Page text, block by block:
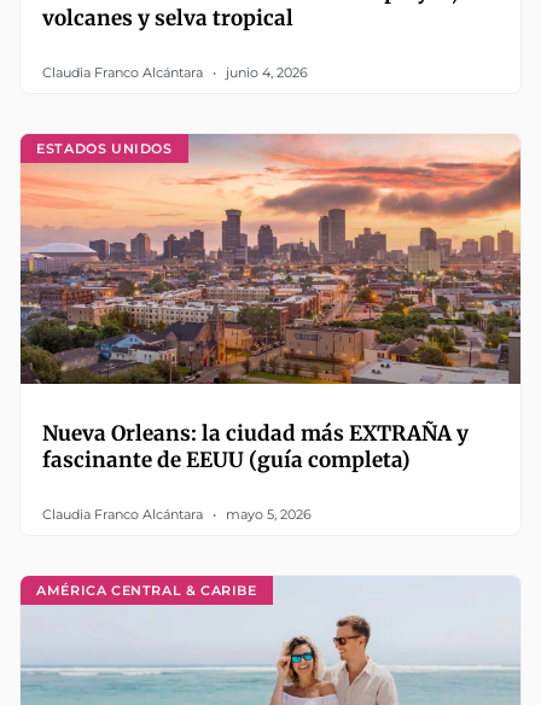
volcanes y selva tropical
Claudia Franco Alcántara junio 4, 2026
ESTADOS UNIDOS
Nueva Orleans: la ciudad más EXTRAÑA y
fascinante de EEUU (guía completa)
Claudia Franco Alcántara mayo 5, 2026
AMÉRICA CENTRAL & CARIBE